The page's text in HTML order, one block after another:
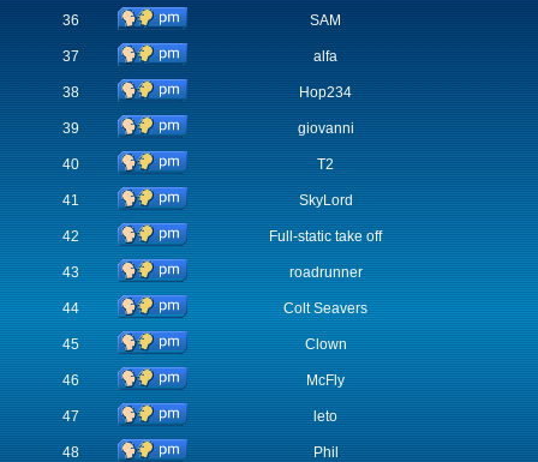
36 SAM
37 alfa
38 Hop234
39 giovanni
40 T2
41 SkyLord
42 Full-static take off
43 roadrunner
44 Colt Seavers
45 Clown
46 McFly
47 leto
48 Phil